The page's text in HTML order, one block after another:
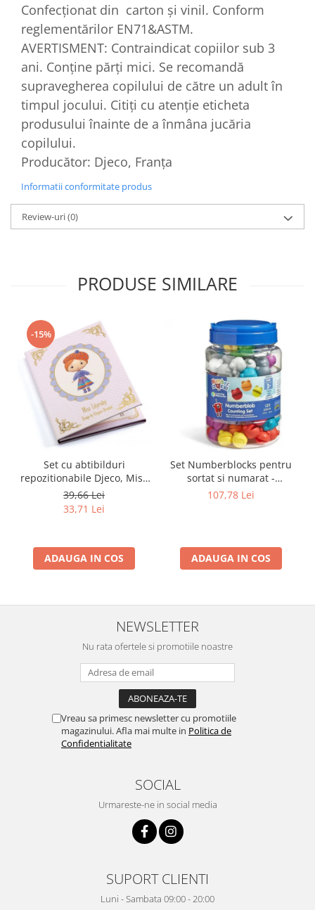
Confecționat din carton și vinil. Conform
reglementărilor EN71&ASTM.
AVERTISMENT: Contraindicat copiilor sub 3
ani. Conține părți mici. Se recomandă
supravegherea copilului de către un adult în
timpul jocului. Citiți cu atenție eticheta
produsului înainte de a înmâna jucăria
copilului.
​Producător: Djeco, Franța
Informatii conformitate produs
Review-uri(0)
PRODUSE SIMILARE
-15%
Set cu abtibilduri
repozitionabile Djeco, Miss
Lilyruby
39,66 Lei
33,71 Lei
ADAUGA IN COS
Set Numberblocks pentru
sortat si numarat -
Numberblob
107,78 Lei
ADAUGA IN COS
NEWSLETTER
Nu rata ofertele si promotiile noastre
Vreau sa primesc newsletter cu promotiile
magazinului. Afla mai multe in Politica de
Confidentialitate
SOCIAL
Urmareste-ne in social media
SUPORT CLIENTI
Luni - Sambata 09:00 - 20:00